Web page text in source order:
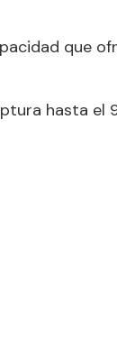
que
hasta el